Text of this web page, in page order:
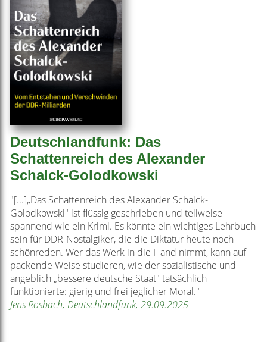
Deutschlandfunk: Das
Schattenreich des Alexander
Schalck-Golodkowski
"[...]„Das Schattenreich des Alexander Schalck-
Golodkowski" ist flüssig geschrieben und teilweise
spannend wie ein Krimi. Es könnte ein wichtiges Lehrbuch
sein für DDR-Nostalgiker, die die Diktatur heute noch
schönreden. Wer das Werk in die Hand nimmt, kann auf
packende Weise studieren, wie der sozialistische und
angeblich „bessere deutsche Staat" tatsächlich
funktionierte: gierig und frei jeglicher Moral."
Jens Rosbach, Deutschlandfunk, 29.09.2025